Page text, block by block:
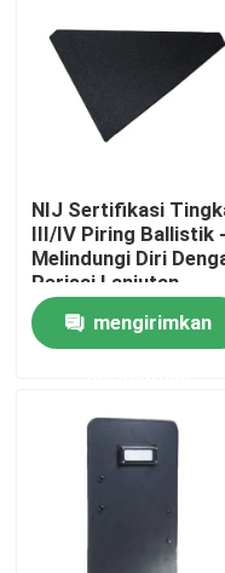
video
Tentang Kami
Kontrol Kualitas
Berita
Pakaian Taktis Militer
Rompi anti peluru
NIJ Sertifikasi
III/IV Piring Ballistik -
Melindungi Diri
Perisai Lanjutan
mengirimkan